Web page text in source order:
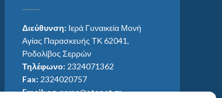
Διεύθυνση: Ιερά Γυναικεία Μονή
Αγίας Παρασκευής ΤΚ 62041,
Ροδολίβος Σερρών
Τηλέφωνο: 2324071362
Fax: 2324020757
Email:ag_paras@otenet.gr